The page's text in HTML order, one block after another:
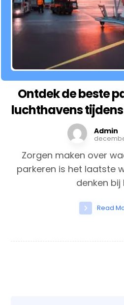
Ontdek de beste
luchthavens
Admin
Zorgen maken over
parkeren is het laatste
denken bij
Read